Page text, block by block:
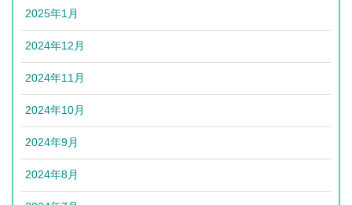
2025年1月
2024年12月
2024年11月
2024年10月
2024年9月
2024年8月